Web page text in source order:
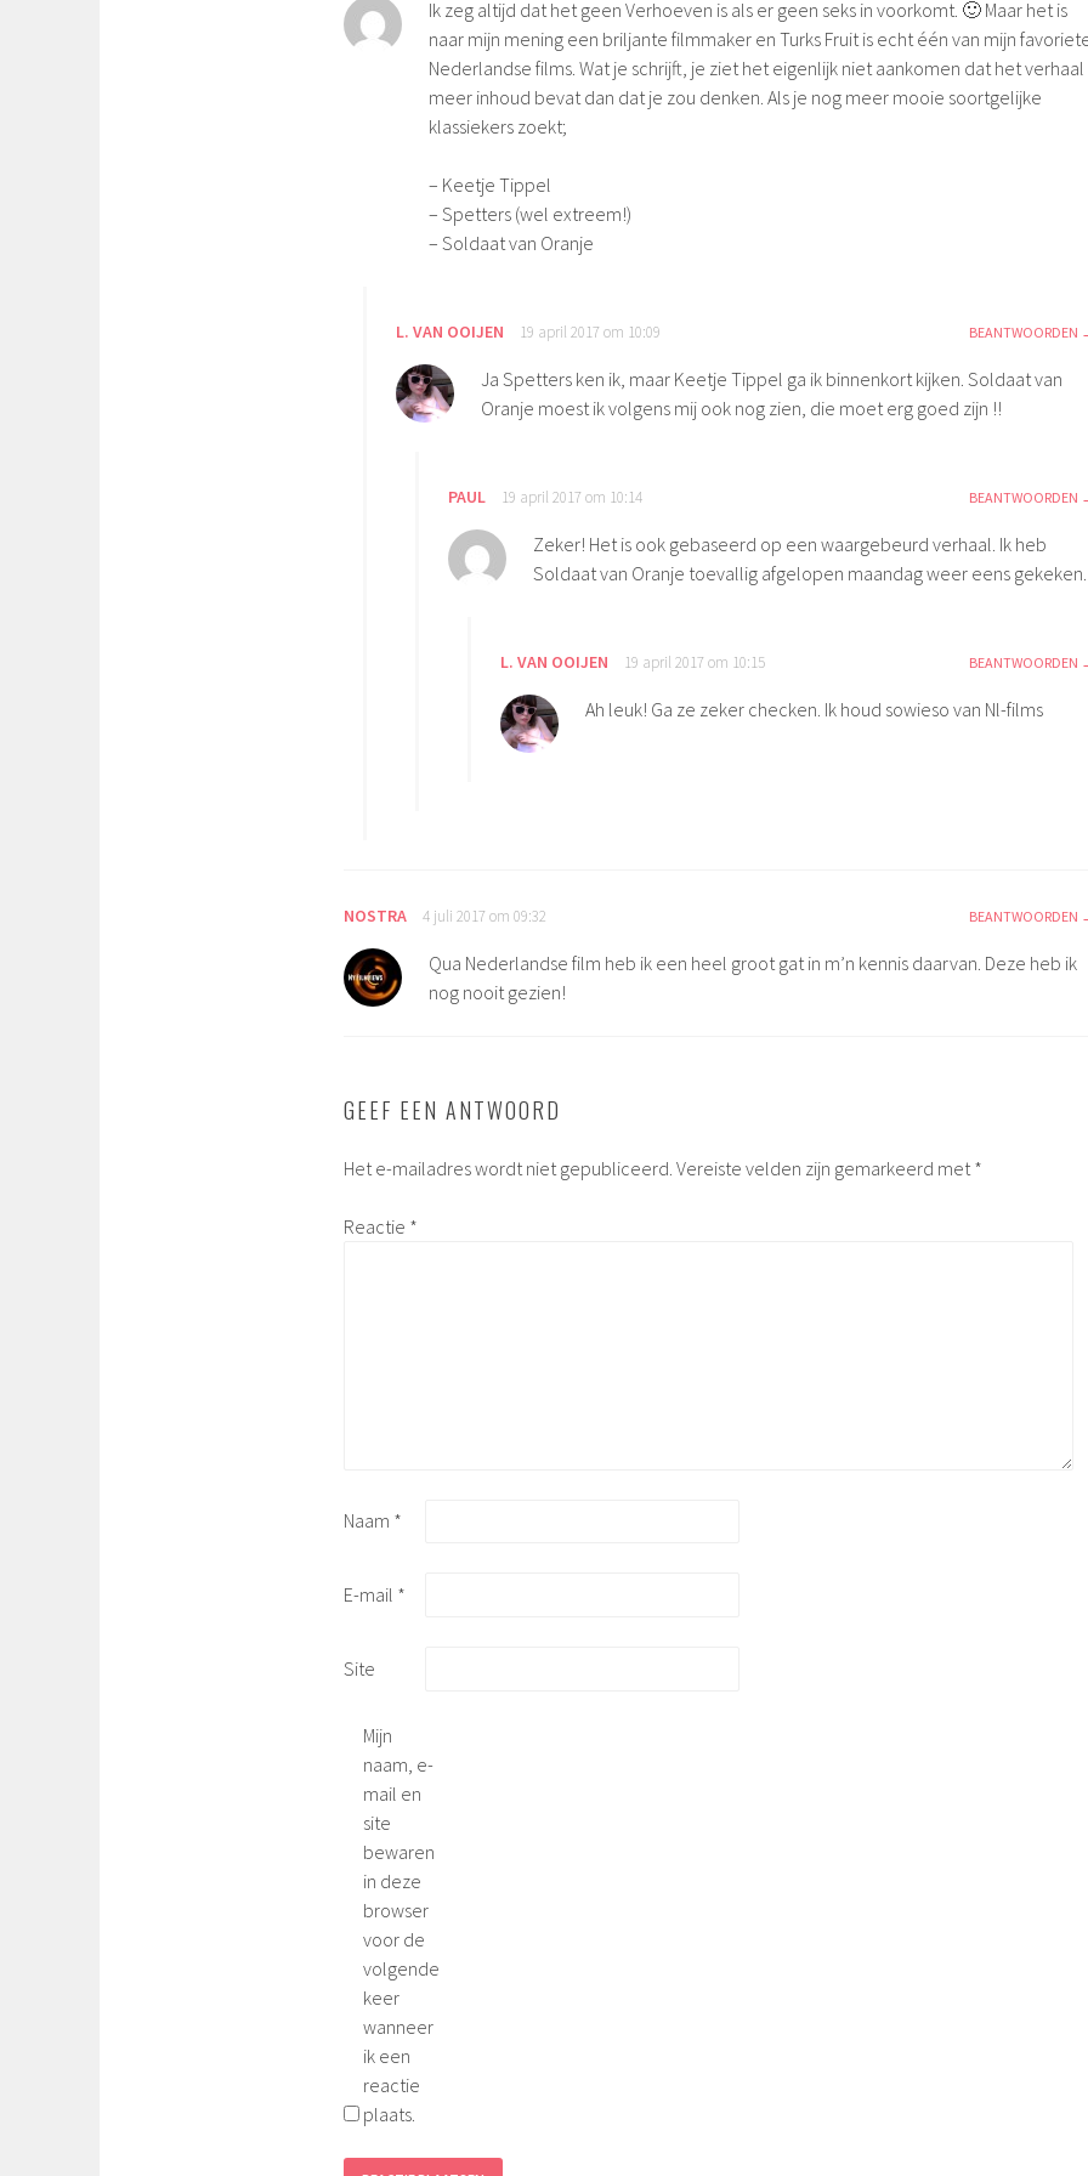
Ik zeg altijd dat het geen Verhoeven is als er geen seks in voorkomt. 🙂 Maar het is
naar mijn mening een briljante filmmaker en Turks Fruit is echt één van mijn
Nederlandse films. Wat je schrijft, je ziet het eigenlijk niet aankomen dat het verhaal
meer inhoud bevat dan dat je zou denken. Als je nog meer mooie soortgelijke
klassiekers zoekt;
– Keetje Tippel
– Spetters (wel extreem!)
– Soldaat van Oranje
L. VAN OOIJEN 19 april 2017 om 10:09 BEANTWOORDEN
Ja Spetters ken ik, maar Keetje Tippel ga ik binnenkort kijken. Soldaat van
Oranje moest ik volgens mij ook nog zien, die moet erg goed zijn !!
PAUL 19 april 2017 om 10:14 BEANTWOORDEN
Zeker! Het is ook gebaseerd op een waargebeurd verhaal. Ik heb
Soldaat van Oranje toevallig afgelopen maandag weer eens gekeken.
L. VAN OOIJEN 19 april 2017 om 10:15 BEANTWOORDEN
Ah leuk! Ga ze zeker checken. Ik houd sowieso van Nl-films
NOSTRA 4 juli 2017 om 09:32 BEANTWOORDEN
Qua Nederlandse film heb ik een heel groot gat in m’n kennis daarvan. Deze heb ik
nog nooit gezien!
GEEF EEN ANTWOORD
Het e-mailadres wordt niet gepubliceerd. Vereiste velden zijn gemarkeerd met *
Reactie *
Naam *
E-mail *
Site
Mijn
naam, e-
mail en
site
bewaren
in deze
browser
voor de
volgende
keer
wanneer
ik een
reactie
plaats.